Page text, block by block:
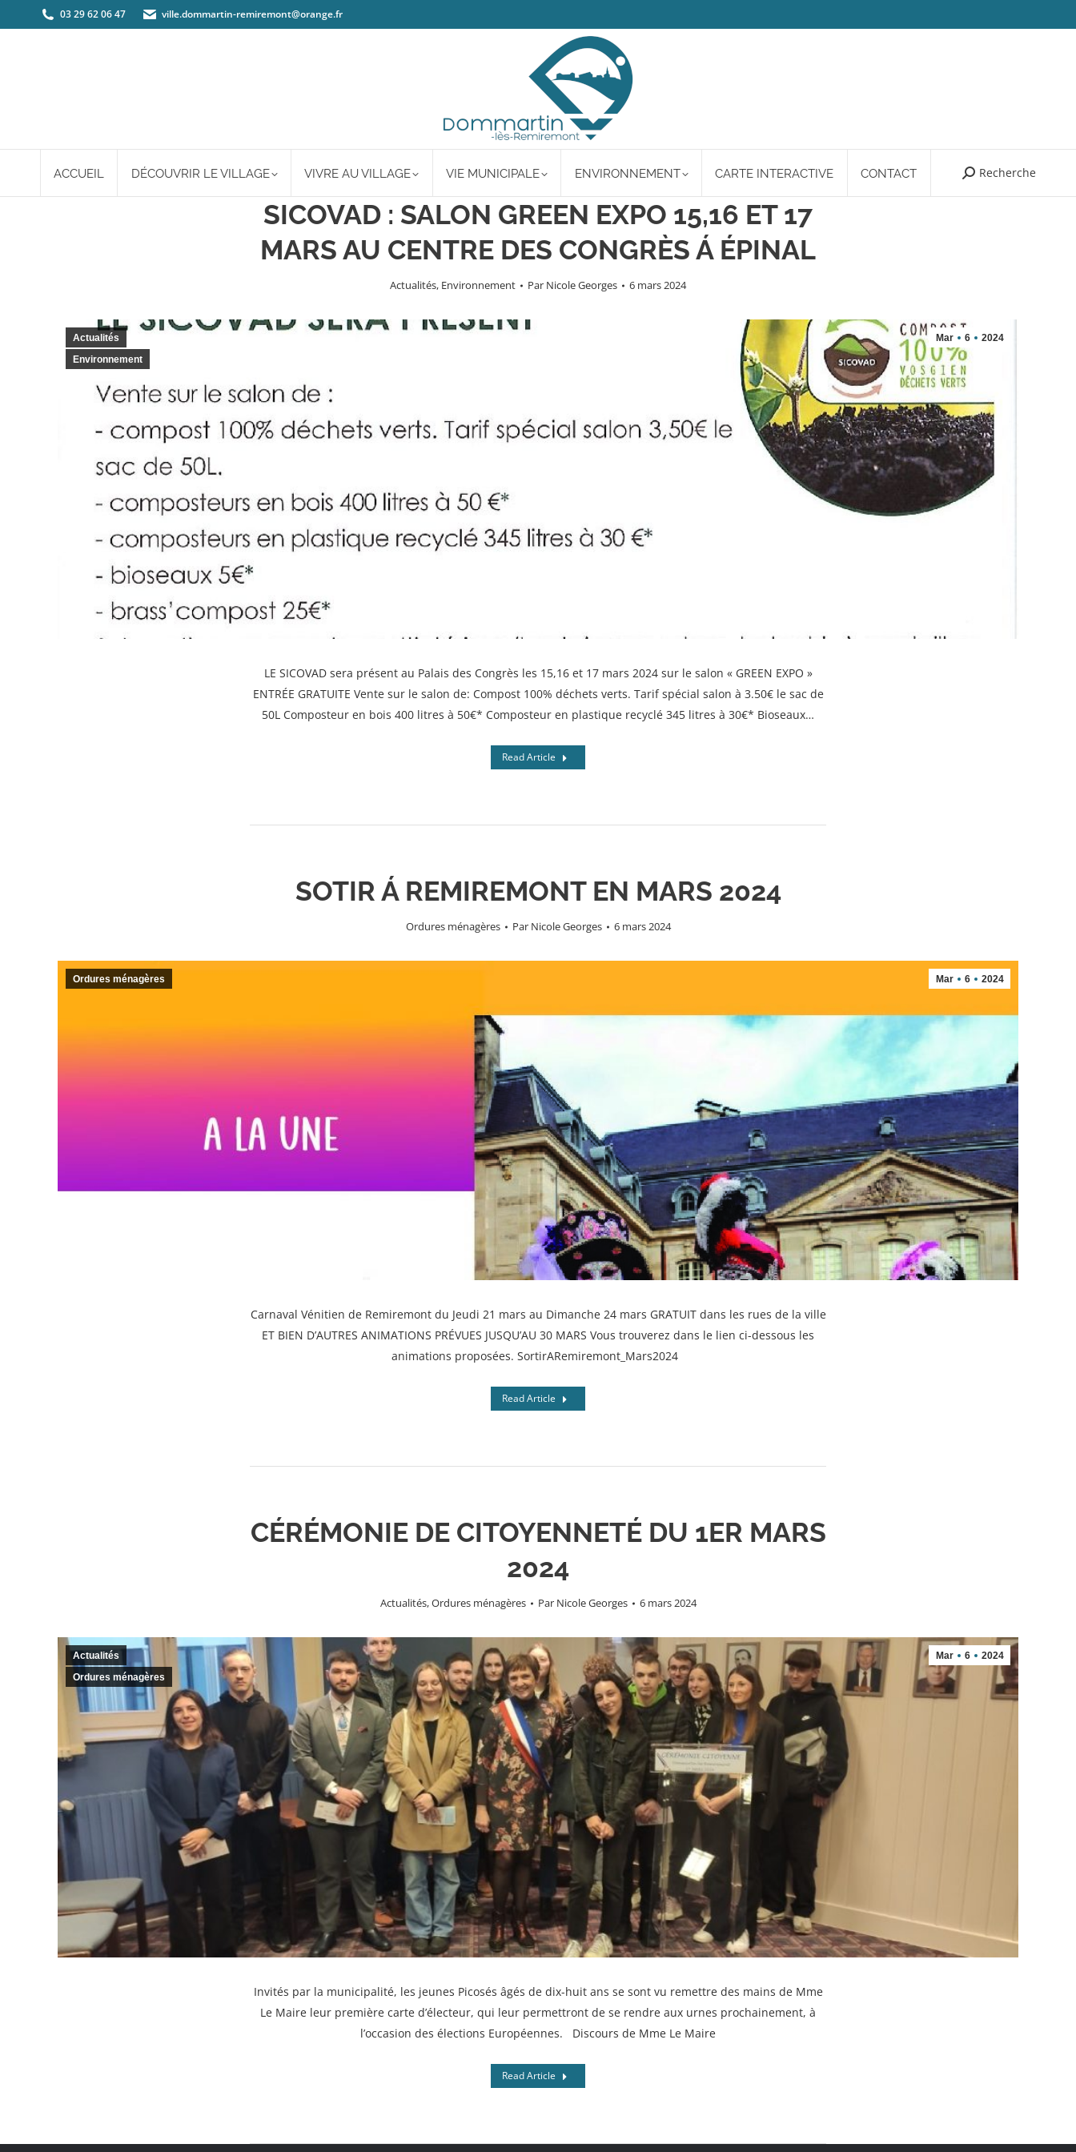
03 29 62 06 47 ville.dommartin-remiremont@orange.fr
ACCUEIL DÉCOUVRIR LE VILLAGE VIVRE AU VILLAGE VIE MUNICIPALE ENVIRONNEMENT CARTE INTERACTIVE CONTACT Search:
Recherche
SICOVAD : SALON GREEN EXPO 15,16 ET 17
MARS AU CENTRE DES CONGRÈS Á ÉPINAL
Actualités, Environnement Par Nicole Georges 6 mars 2024
Mar 6 2024
Actualités
Environnement
LE SICOVAD sera présent au Palais des Congrès les 15,16 et 17 mars 2024 sur le salon « GREEN EXPO »
ENTRÉE GRATUITE Vente sur le salon de: Compost 100% déchets verts. Tarif spécial salon à 3.50€ le sac de
50L Composteur en bois 400 litres à 50€* Composteur en plastique recyclé 345 litres à 30€* Bioseaux…
Read Article
SOTIR Á REMIREMONT EN MARS 2024
Ordures ménagères Par Nicole Georges 6 mars 2024
Mar 6 2024
Ordures ménagères
Carnaval Vénitien de Remiremont du Jeudi 21 mars au Dimanche 24 mars GRATUIT dans les rues de la ville
ET BIEN D’AUTRES ANIMATIONS PRÉVUES JUSQU’AU 30 MARS Vous trouverez dans le lien ci-dessous les
animations proposées. SortirARemiremont_Mars2024
Read Article
CÉRÉMONIE DE CITOYENNETÉ DU 1ER MARS
2024
Actualités,Ordures ménagères Par Nicole Georges 6 mars 2024
Mar 6 2024
Actualités
Ordures ménagères
Invités par la municipalité, les jeunes Picosés âgés de dix-huit ans se sont vu remettre des mains de Mme
Le Maire leur première carte d’électeur, qui leur permettront de se rendre aux urnes prochainement, à
l’occasion des élections Européennes. Discours de Mme Le Maire
Read Article